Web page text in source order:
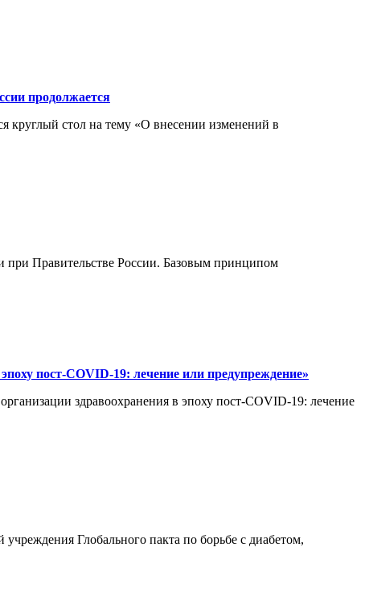
продолжается
круглый стол на тему «О внесении изменений в
при Правительстве России. Базовым принципом
пост-COVID-19: лечение или предупреждение»
здравоохранения в эпоху пост-COVID-19: лечение
Глобального пакта по борьбе с диабетом,